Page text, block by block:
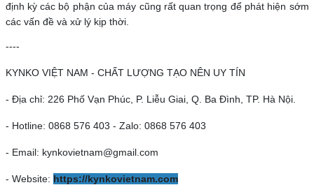
định kỳ các bộ phận của máy cũng rất quan trọng để phát hiện sớm
các vấn đề và xử lý kịp thời.
----
KYNKO VIỆT NAM - CHẤT LƯỢNG TẠO NÊN UY TÍN
- Địa chỉ: 226 Phố Vạn Phúc, P. Liễu Giai, Q. Ba Đình, TP. Hà Nội.
- Hotline: 0868 576 403 - Zalo: 0868 576 403
- Email: kynkovietnam@gmail.com
- Website: https://kynkovietnam.com